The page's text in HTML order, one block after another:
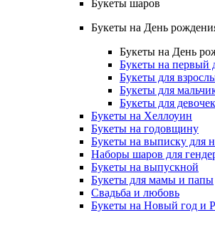
Букеты шаров
Букеты на День
Букеты на День
Букеты на первый
Букеты для
Букеты для
Букеты для девочек
Букеты на Хеллоуин
Букеты на годовщину
Букеты на выписку для
Наборы шаров для
Букеты на выпускной
Букеты для мамы и папы
Свадьба и любовь
Букеты на Новый год и